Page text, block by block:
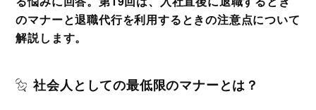
のマナーと退職代行を利用するときの注意点について
解説します。
社会人としての最低限のマナーとは？